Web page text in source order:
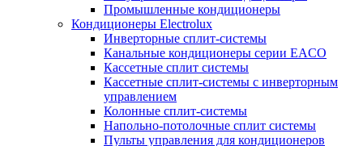
Промышленные кондиционеры
Кондиционеры Electrolux
Инверторные сплит-системы
Канальные кондиционеры серии EACO
Кассетные сплит системы
Кассетные сплит-системы с инверторным
управлением
Колонные сплит-системы
Напольно-потолочные сплит системы
Пульты управления для кондиционеров